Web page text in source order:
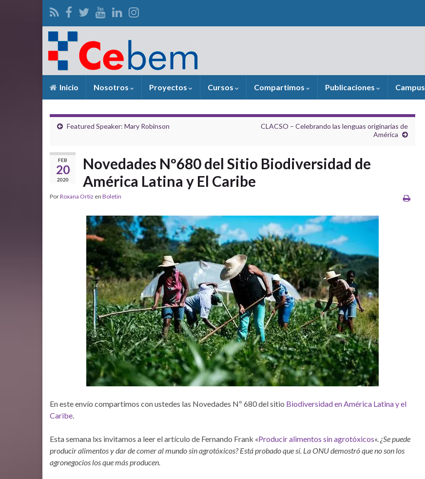
Inicio Nosotros Proyectos Cursos Compartimos Publicaciones Campus
Featured Speaker: Mary Robinson
CLACSO – Celebrando las lenguas originarias de
América
FEB
20
2020
Novedades Nº680 del Sitio Biodiversidad de
América Latina y El Caribe
PorRoxana Ortiz en Boletin
En este envío compartimos con ustedes las Novedades Nº 680 del sitio Biodiversidad en América Latina y el
Caribe.
Esta semana lxs invitamos a leer el artículo de Fernando Frank «Producir alimentos sin agrotóxicos«.¿Se puede
producir alimentos y dar de comer al mundo sin agrotóxicos? Está probado que sí. La ONU demostró que no son los
agronegocios los que más producen.